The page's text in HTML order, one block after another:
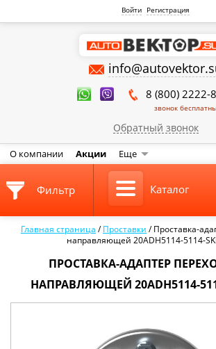
Войти Регистрация
8 (800) 2222-
звонок
Обратный звонок
О компании Акции Еще
Главная страница /Проставки /Проставка-
направляющей 20ADH5114-5114-
ПРОСТАВКА-АДАПТЕР
НАПРАВЛЯЮЩЕЙ 20ADH5114-
Фильтр Каталог